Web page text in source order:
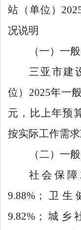
站（单位）
况说明
（一）一
三亚市建
位） 2025年一
元，比上年预
按实际工作需求
（二）一
社会保
9.88% ；卫生
9.82% ；城乡